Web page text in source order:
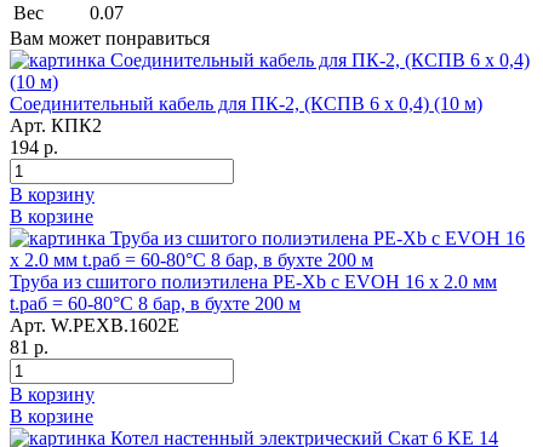
Вес
0.07
Вам может понравиться
Соединительный кабель для ПК-2, (КСПВ 6 х 0,4) (10 м)
Арт. КПК2
194 р.
В корзину
В корзине
Труба из сшитого полиэтилена PE-Xb с EVOH 16 x 2.0 мм
t.раб = 60-80°C 8 бар, в бухте 200 м
Арт. W.PEXB.1602E
81 р.
В корзину
В корзине